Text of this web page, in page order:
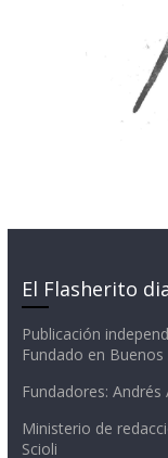
El Flasherito
Publicación
Fundado en Buenos
Fundadores:
Ministerio de
Scioli